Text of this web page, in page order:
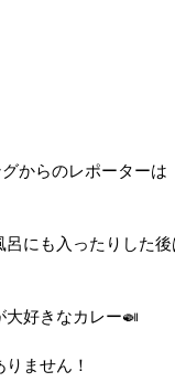
からのレポーターは
にも入ったりした
好きなカレー🍛
ません！